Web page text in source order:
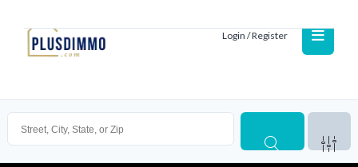
Login / Register